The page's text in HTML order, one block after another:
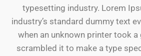
typesetting industry. Lorem
industry’s standard dummy text
when an unknown printer took a
scrambled it to make a type